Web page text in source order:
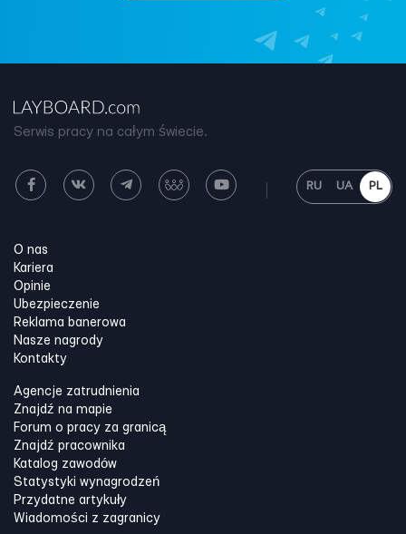
Serwis pracy na całym świecie.
RU UA PL
O nas
Kariera
Opinie
Ubezpieczenie
Reklama banerowa
Nasze nagrody
Kontakty
Agencje zatrudnienia
Znajdź na mapie
Forum o pracy za granicą
Znajdź pracownika
Katalog zawodów
Statystyki wynagrodzeń
Przydatne artykuły
Wiadomości z zagranicy